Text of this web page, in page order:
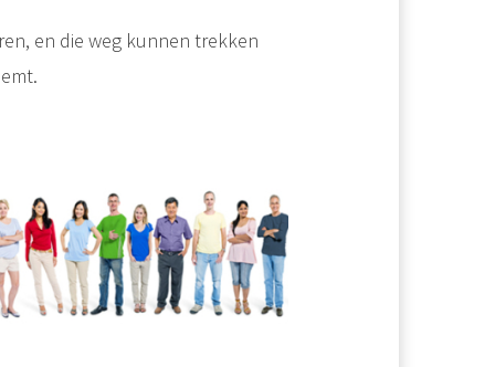
en die weg kunnen trekken